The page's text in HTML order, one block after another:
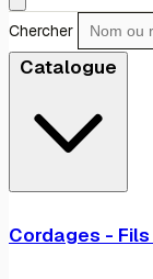
Chercher
Catalogue
Cordages -